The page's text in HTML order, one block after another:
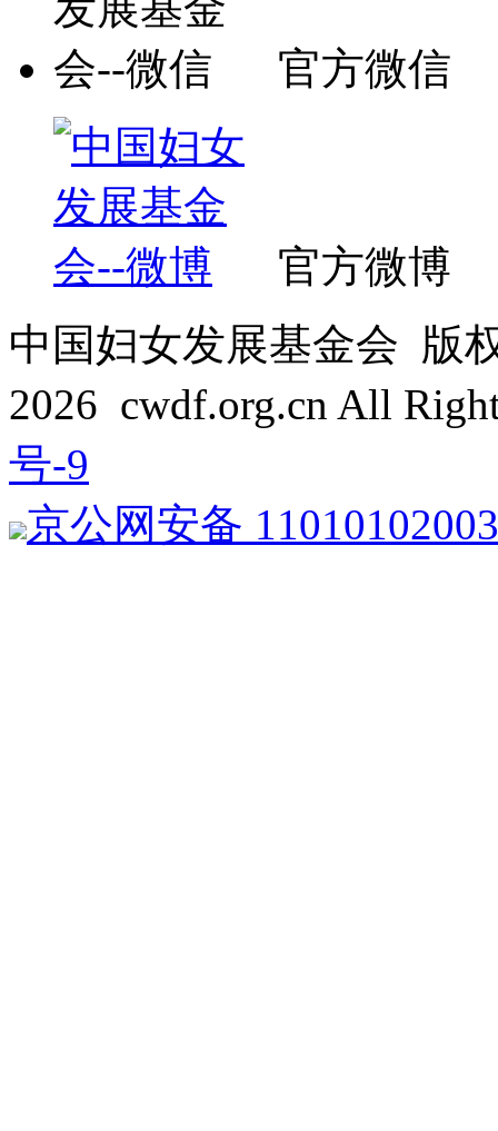
官方微信
官方微博
中国妇女发展基金会 版
2026 cwdf.org.cn All
号-9
京公网安备